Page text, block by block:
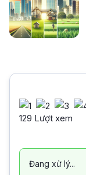
129 Lượt xem
Đang xử lý...